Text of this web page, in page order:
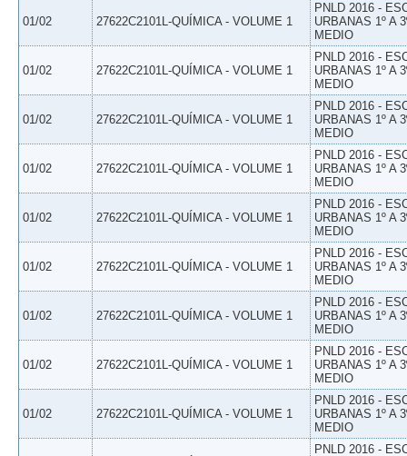
01/02 27622C2101L-QUÍMICA - VOLUME 1
PNLD 2016 -
URBANAS 1º A
MEDIO
01/02 27622C2101L-QUÍMICA - VOLUME 1
PNLD 2016 -
URBANAS 1º A
MEDIO
01/02 27622C2101L-QUÍMICA - VOLUME 1
PNLD 2016 -
URBANAS 1º A
MEDIO
01/02 27622C2101L-QUÍMICA - VOLUME 1
PNLD 2016 -
URBANAS 1º A
MEDIO
01/02 27622C2101L-QUÍMICA - VOLUME 1
PNLD 2016 -
URBANAS 1º A
MEDIO
01/02 27622C2101L-QUÍMICA - VOLUME 1
PNLD 2016 -
URBANAS 1º A
MEDIO
01/02 27622C2101L-QUÍMICA - VOLUME 1
PNLD 2016 -
URBANAS 1º A
MEDIO
01/02 27622C2101L-QUÍMICA - VOLUME 1
PNLD 2016 -
URBANAS 1º A
MEDIO
01/02 27622C2101L-QUÍMICA - VOLUME 1
PNLD 2016 -
URBANAS 1º A
MEDIO
PNLD 2016 -